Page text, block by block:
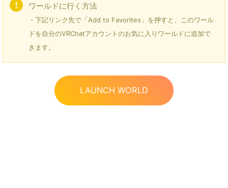
ワールドに行く方法
・下記リンク先で「Add to Favorites」を押すと、このワール
ドを自分のVRChatアカウントのお気に入りワールドに追加で
きます。
LAUNCH WORLD